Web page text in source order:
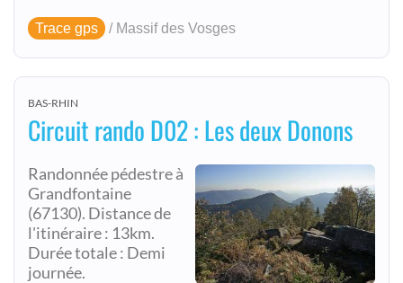
Trace gps / Massif des Vosges
BAS-RHIN
Circuit rando D02 : Les deux Donons
Randonnée pédestre à
Grandfontaine
(67130). Distance de
l'itinéraire : 13km.
Durée totale : Demi
journée.